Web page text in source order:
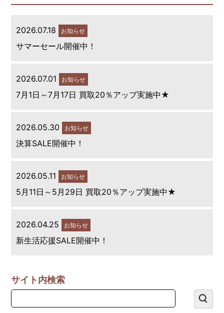
2026.07.18 お知らせ
サマーセール開催中！
2026.07.01 お知らせ
7月1日～7月17日 買取20％アップ実施中★
2026.05.30 お知らせ
決算SALE開催中！
2026.05.11 お知らせ
5月11日～5月29日 買取20％アップ実施中★
2026.04.25 お知らせ
新生活応援SALE開催中！
サイト内検索